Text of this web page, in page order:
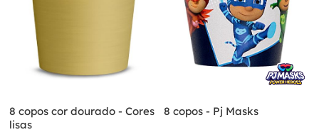
8 copos cor dourado - Cores
lisas
8 copos - Pj Masks